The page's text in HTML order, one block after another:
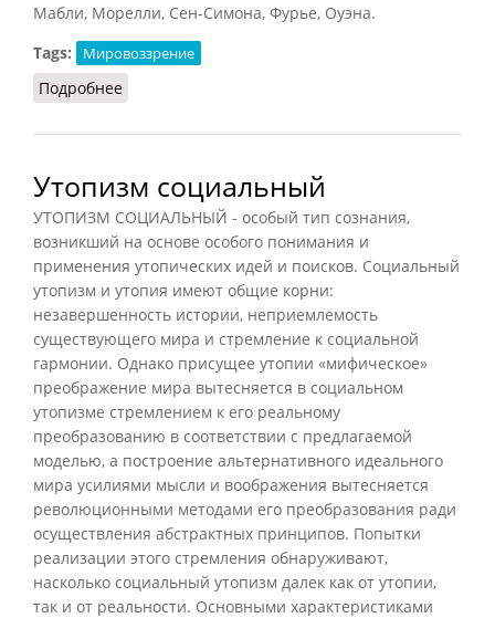
Мабли, Морелли, Сен-Симона, Фурье, Оуэна.
Tags:
Мировоззрение
Подробнее
Утопизм социальный
УТОПИЗМ СОЦИАЛЬНЫЙ - особый тип сознания,
возникший на основе особого понимания и
применения утопических идей и поисков. Социальный
утопизм и утопия имеют общие корни:
незавершенность истории, неприемлемость
существующего мира и стремление к социальной
гармонии. Однако присущее утопии «мифическое»
преображение мира вытесняется в социальном
утопизме стремлением к его реальному
преобразованию в соответствии с предлагаемой
моделью, а построение альтернативного идеального
мира усилиями мысли и воображения вытесняется
революционными методами его преобразования ради
осуществления абстрактных принципов. Попытки
реализации этого стремления обнаруживают,
насколько социальный утопизм далек как от утопии,
так и от реальности. Основными характеристиками